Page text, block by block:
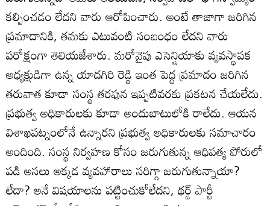
కల్పించడం లేదని వారు ఆరోపించారు. అంటే తాజాగా జరిగిన
ప్రమాదానికి, తమకు ఎటువంటి సంబంధం లేదని వారు
పరోక్షంగా తెలియజేశారు. మరోవైపు ఎసెన్షియాకు వ్యవస్థాపక
అధ్యక్షుడిగా ఉన్న యాదగిరి రెడ్డి ఇంత పెద్ద ప్రమాదం జరిగిన
తరువాత కూడా సంస్థ తరఫున ఇప్పటివరకు ప్రకటన చేయలేదు.
ప్రభుత్వ అధికారులకు కూడా అందుబాటులోకి రాలేదు. ఆయన
విశాఖపట్నంలోనే ఉన్నారని ప్రభుత్వ అధికారులకు సమాచారం
అందింది. సంస్థ నిర్వహణ కోసం జరుగుతున్న ఆధిపత్య పోరులో
పడి అసలు అక్కడ వ్యవహారాలు సరిగ్గా జరుగుతున్నాయా?
లేదా? అనే విషయాలను పట్టించుకోలేదని, థర్డ్‌ పార్టీ